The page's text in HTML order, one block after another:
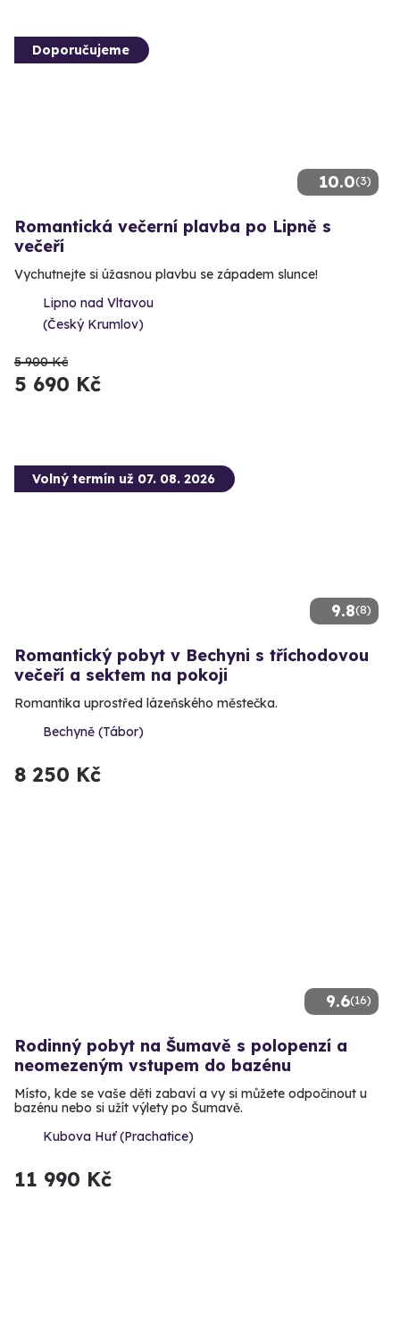
10.0(3)
Doporučujeme
Romantická večerní plavba po Lipně s
večeří
Vychutnejte si úžasnou plavbu se západem slunce!
Lipno nad Vltavou
(Český Krumlov)
5 900 Kč
5 690 Kč
9.8(8)
Volný termín už 07. 08. 2026
Romantický pobyt v Bechyni s tříchodovou
večeří a sektem na pokoji
Romantika uprostřed lázeňského městečka.
Bechyně (Tábor)
8 250 Kč
9.6(16)
Rodinný pobyt na Šumavě s polopenzí a
neomezeným vstupem do bazénu
Místo, kde se vaše děti zabaví a vy si můžete odpočinout u
bazénu nebo si užít výlety po Šumavě.
Kubova Huť (Prachatice)
11 990 Kč